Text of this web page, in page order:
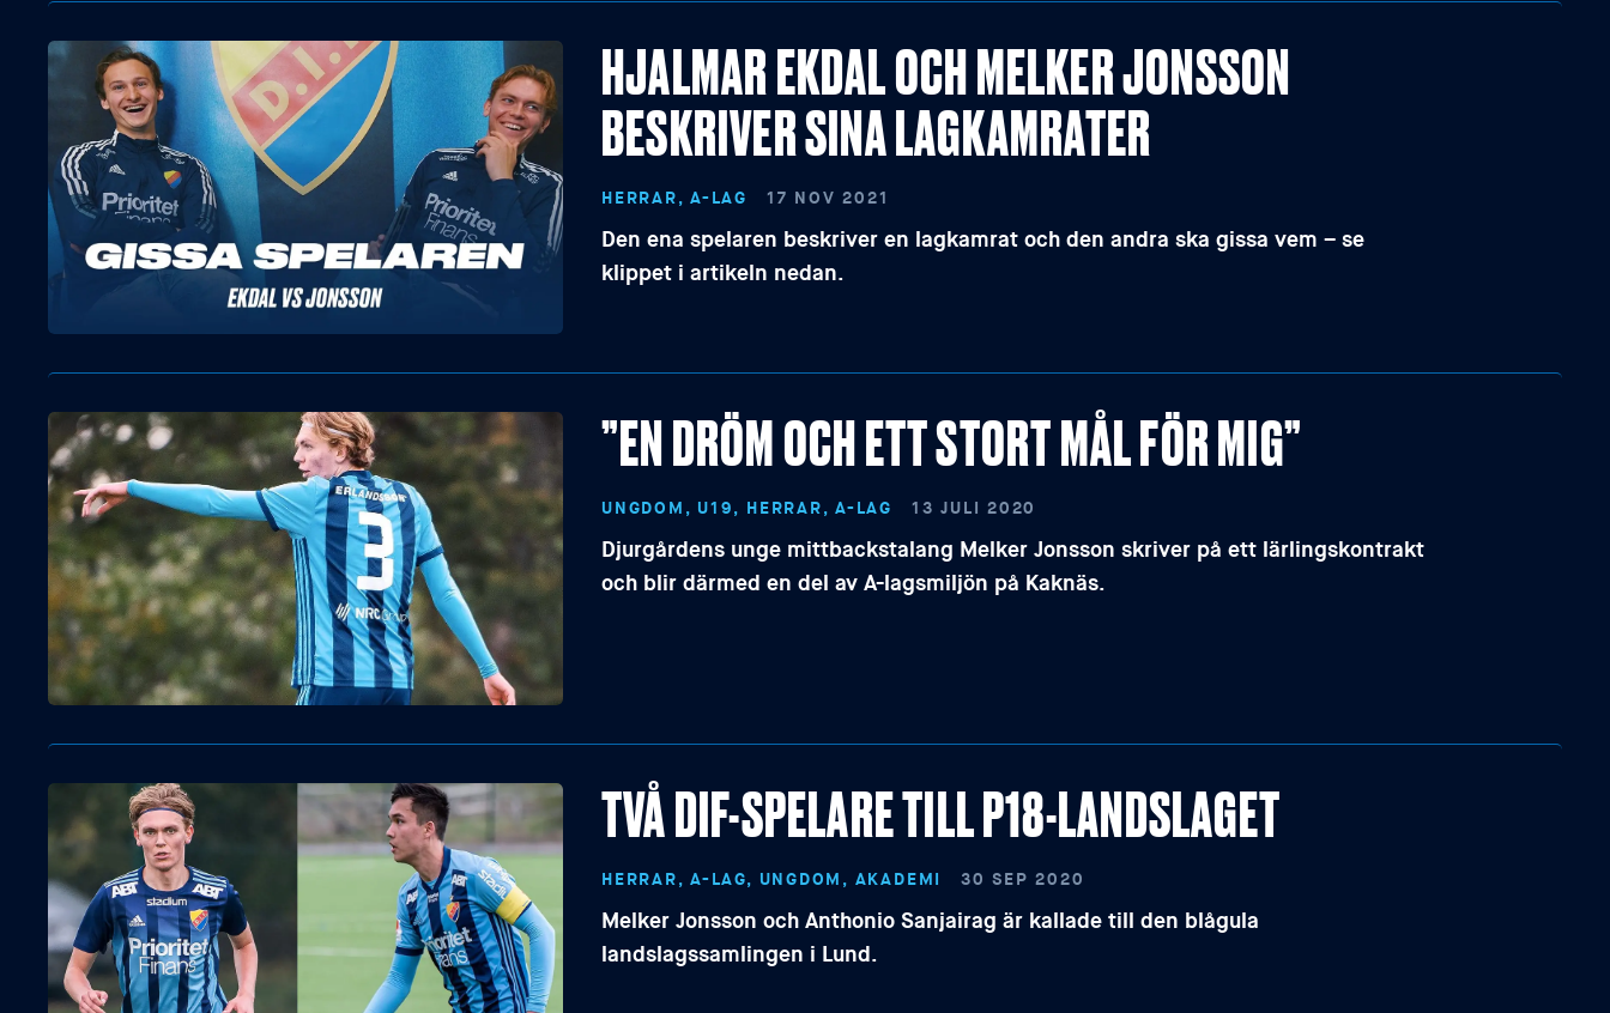
HJALMAR EKDAL OCH MELKER JONSSON
BESKRIVER SINA LAGKAMRATER
HERRAR, A-LAG 17 NOV 2021
Den ena spelaren beskriver en lagkamrat och den andra ska gissa vem – se
klippet i artikeln nedan.
”EN DRÖM OCH ETT STORT MÅL FÖR MIG”
UNGDOM, U19, HERRAR, A-LAG 13 JULI 2020
Djurgårdens unge mittbackstalang Melker Jonsson skriver på ett lärlingskontrakt
och blir därmed en del av A-lagsmiljön på Kaknäs.
TVÅ DIF-SPELARE TILL P18-LANDSLAGET
HERRAR, A-LAG, UNGDOM, AKADEMI 30 SEP 2020
Melker Jonsson och Anthonio Sanjairag är kallade till den blågula
landslagssamlingen i Lund.